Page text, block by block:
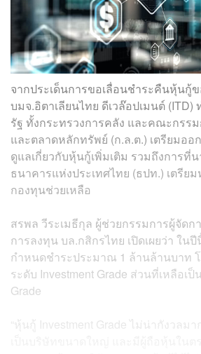
จากประเด็นการขอเลื่อนชำระคืนหุ้นกู้
บมจ.อิตาเลียนไทย ดีเวล๊อปเมนต์
รัฐ ทั้งกระทรวงการคลัง และคณะกรร
และตลาดหลักทรัพย์ (ก.ล.ต.) เตรียมอ
ดูแลเกี่ยวกับหุ้นกู้เพิ่มเติม รวมถึงการที่
ธนาคารแห่งประเทศไทย (ธปท.) เตรีย
กองทุนช่วยเหลือ
สรพล วีระเมธีกุล ผู้ช่วยกรรมการผู้จัด
การลงทุน บล.กสิกรไทย เปิดเผยว่า ใน
กำหนดชำระประมาณ 1 ล้านล้านบาท
ระดับ Investment Grade ส่วนที่เหลือเป็
Grade
“หุ้นกู้ Investment Grade ไม่น่ากังวลมา